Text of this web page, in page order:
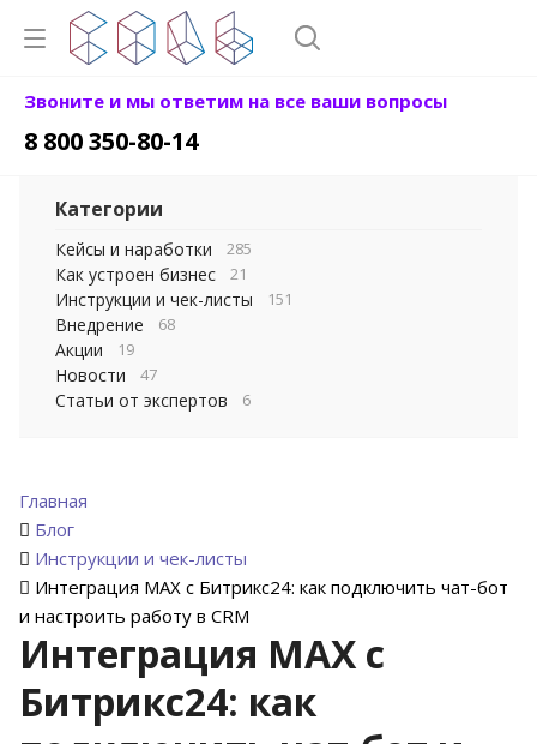
Звоните и мы ответим на все ваши вопросы
8 800 350-80-14
Главная
Блог
Инструкции и чек-листы
Интеграция MAX с Битрикс24: как подключить чат-бот
и настроить работу в CRM
Интеграция MAX с
Битрикс24: как
Категории
Кейсы и наработки 285
Как устроен бизнес 21
Инструкции и чек-листы 151
Внедрение 68
Акции 19
Новости 47
Статьи от экспертов 6